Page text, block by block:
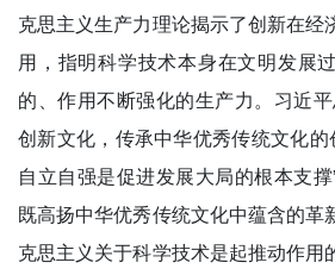
克思主义生产力理论揭示了创新在经
用，指明科学技术本身在文明发展
的、作用不断强化的生产力。习近
创新文化，传承中华优秀传统文化的
自立自强是促进发展大局的根本支撑
既高扬中华优秀传统文化中蕴含的革
克思主义关于科学技术是起推动作用